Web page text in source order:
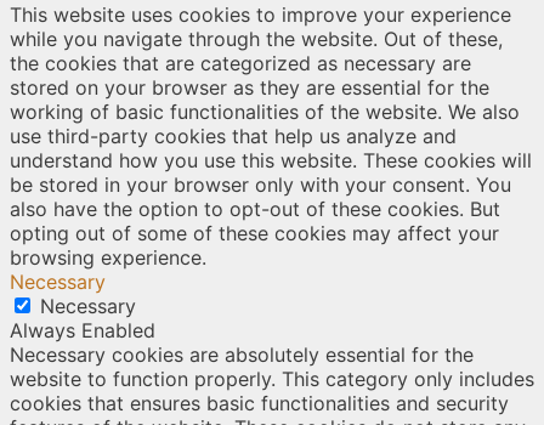
This website uses cookies to improve your experience
while you navigate through the website. Out of these,
the cookies that are categorized as necessary are
stored on your browser as they are essential for the
working of basic functionalities of the website. We also
use third-party cookies that help us analyze and
understand how you use this website. These cookies will
be stored in your browser only with your consent. You
also have the option to opt-out of these cookies. But
opting out of some of these cookies may affect your
browsing experience.
Necessary
Necessary
Always Enabled
Necessary cookies are absolutely essential for the
website to function properly. This category only includes
cookies that ensures basic functionalities and security